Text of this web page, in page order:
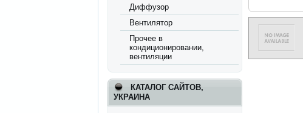
Диффузор
Вентилятор
Прочее в
кондиционировании,
вентиляции
КАТАЛОГ САЙТОВ,
УКРАИНА